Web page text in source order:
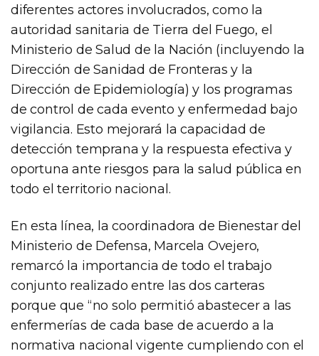
diferentes actores involucrados, como la
autoridad sanitaria de Tierra del Fuego, el
Ministerio de Salud de la Nación (incluyendo la
Dirección de Sanidad de Fronteras y la
Dirección de Epidemiología) y los programas
de control de cada evento y enfermedad bajo
vigilancia. Esto mejorará la capacidad de
detección temprana y la respuesta efectiva y
oportuna ante riesgos para la salud pública en
todo el territorio nacional.
En esta línea, la coordinadora de Bienestar del
Ministerio de Defensa, Marcela Ovejero,
remarcó la importancia de todo el trabajo
conjunto realizado entre las dos carteras
porque que “no solo permitió abastecer a las
enfermerías de cada base de acuerdo a la
normativa nacional vigente cumpliendo con el